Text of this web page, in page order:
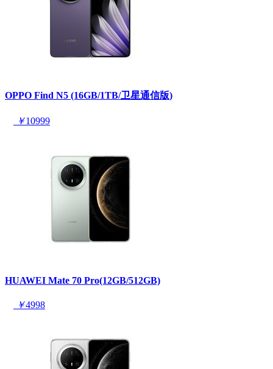
OPPO Find N5 (16GB/1TB/卫星通信版)
￥10999
HUAWEI Mate 70 Pro(12GB/512GB)
￥4998